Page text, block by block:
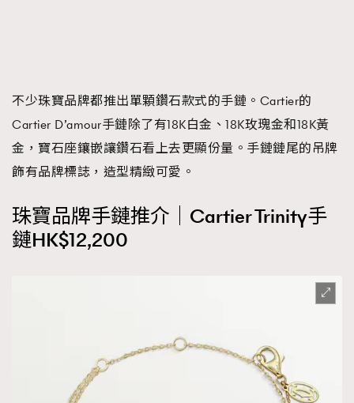
不少珠寶品牌都推出單顆鑽石款式的手鏈。Cartier的
Cartier D’amour手鏈除了有18K白金、18K玫瑰金和18K黃
金，寶石座鑲嵌讓鑽石看上去更顯份量。手鏈鏈尾的吊牌
飾有品牌標誌，造型精緻可愛。
珠寶品牌手鏈推介｜Cartier Trinity手
鏈HK$12,200